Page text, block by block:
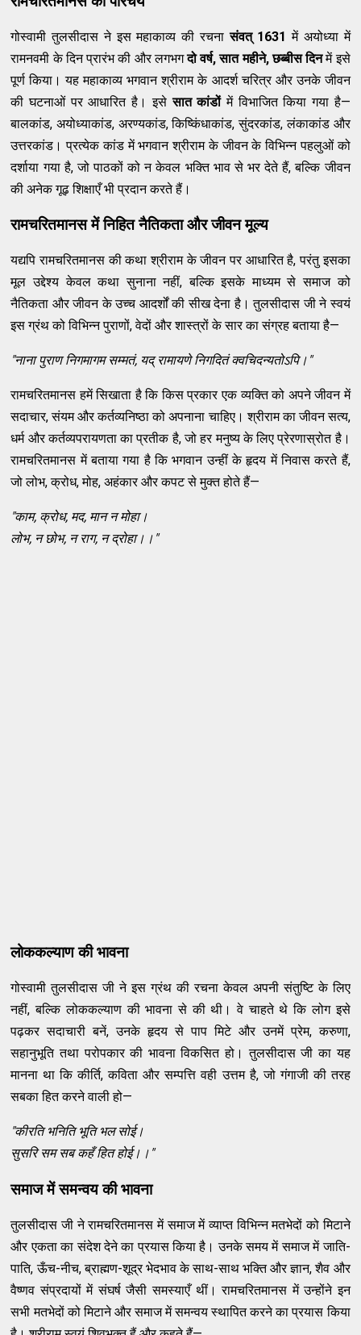
गोस्वामी तुलसीदास ने इस महाकाव्य की रचनासंवत् 1631 में अयोध्या में
रामनवमी के दिन प्रारंभ की और लगभगदो वर्ष, सात महीने, छब्बीस दिनमें इसे
पूर्ण किया। यह महाकाव्य भगवान श्रीराम के आदर्श चरित्र और उनके जीवन
की घटनाओं पर आधारित है। इसेसात कांडोंमें विभाजित किया गया है—
बालकांड, अयोध्याकांड, अरण्यकांड, किष्किंधाकांड, सुंदरकांड, लंकाकांड और
उत्तरकांड। प्रत्येक कांड में भगवान श्रीराम के जीवन के विभिन्न पहलुओं को
दर्शाया गया है, जो पाठकों को न केवल भक्ति भाव से भर देते हैं, बल्कि जीवन
की अनेक गूढ़ शिक्षाएँ भी प्रदान करते हैं।
रामचरितमानस में निहित नैतिकता और जीवन मूल्य
यद्यपि रामचरितमानस की कथा श्रीराम के जीवन पर आधारित है, परंतु इसका
मूल उद्देश्य केवल कथा सुनाना नहीं, बल्कि इसके माध्यम से समाज को
नैतिकता और जीवन के उच्च आदर्शों की सीख देना है। तुलसीदास जी ने स्वयं
इस ग्रंथ को विभिन्न पुराणों, वेदों और शास्त्रों के सार का संग्रह बताया है—
"नाना पुराण निगमागम सम्मतं, यद् रामायणे निगदितं क्वचिदन्यतोऽपि।"
रामचरितमानस हमें सिखाता है कि किस प्रकार एक व्यक्ति को अपने जीवन में
सदाचार, संयम और कर्तव्यनिष्ठा को अपनाना चाहिए। श्रीराम का जीवन सत्य,
धर्म और कर्तव्यपरायणता का प्रतीक है, जो हर मनुष्य के लिए प्रेरणास्रोत है।
रामचरितमानस में बताया गया है कि भगवान उन्हीं के हृदय में निवास करते हैं,
जो लोभ, क्रोध, मोह, अहंकार और कपट से मुक्त होते हैं—
"काम, क्रोध, मद, मान न मोहा।
लोभ, न छोभ, न राग, न द्रोहा।।"
लोककल्याण की भावना
गोस्वामी तुलसीदास जी ने इस ग्रंथ की रचना केवल अपनी संतुष्टि के लिए
नहीं, बल्कि लोककल्याण की भावना से की थी। वे चाहते थे कि लोग इसे
पढ़कर सदाचारी बनें, उनके हृदय से पाप मिटे और उनमें प्रेम, करुणा,
सहानुभूति तथा परोपकार की भावना विकसित हो। तुलसीदास जी का यह
मानना था कि कीर्ति, कविता और सम्पत्ति वही उत्तम है, जो गंगाजी की तरह
सबका हित करने वाली हो—
"कीरति भनिति भूति भल सोई।
सुसरि सम सब कहँ हित होई।।"
समाज में समन्वय की भावना
तुलसीदास जी ने रामचरितमानस में समाज में व्याप्त विभिन्न मतभेदों को मिटाने
और एकता का संदेश देने का प्रयास किया है। उनके समय में समाज में जाति-
पाति, ऊँच-नीच, ब्राह्मण-शूद्र भेदभाव के साथ-साथ भक्ति और ज्ञान, शैव और
वैष्णव संप्रदायों में संघर्ष जैसी समस्याएँ थीं। रामचरितमानस में उन्होंने इन
सभी मतभेदों को मिटाने और समाज में समन्वय स्थापित करने का प्रयास किया